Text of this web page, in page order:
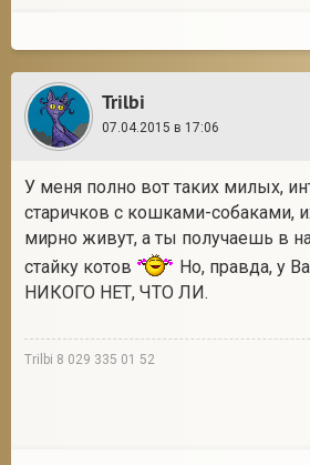
Trilbi
07.04.2015 в 17:06
У меня полно вот таких милых,
старичков с кошками-собаками,
мирно живут, а ты получаешь в
стайку котов
Но, правда, у
НИКОГО НЕТ, ЧТО ЛИ.
Trilbi 8 029 335 01 52